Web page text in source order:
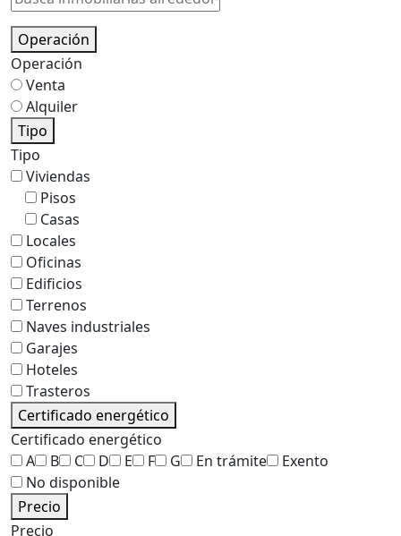
Operación
Operación
Venta
Alquiler
Tipo
Tipo
Viviendas
Pisos
Casas
Locales
Oficinas
Edificios
Terrenos
Naves industriales
Garajes
Hoteles
Trasteros
Certificado energético
Certificado energético
A
B C D E F G En trámite
Exento
No disponible
Precio
Precio